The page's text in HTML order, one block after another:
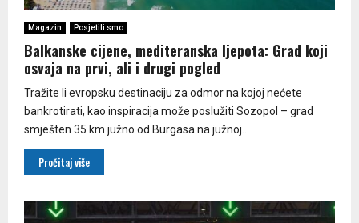
Magazin Posjetili smo
Balkanske cijene, mediteranska ljepota: Grad koji
osvaja na prvi, ali i drugi pogled
​Tražite li evropsku destinaciju za odmor na kojoj nećete
bankrotirati, kao inspiracija može poslužiti Sozopol – grad
smješten 35 km južno od Burgasa na južnoj...
Pročitaj više